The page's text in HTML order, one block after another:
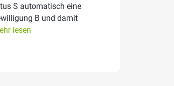
S automatisch eine
B und damit
lesen